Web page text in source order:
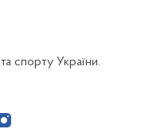
спорту України.